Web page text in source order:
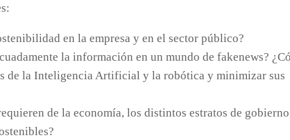
en la empresa y en el sector público?
la información en un mundo de fakenews?
de la Inteligencia Artificial y la robótica y minimizar sus
de la economía, los distintos estratos de